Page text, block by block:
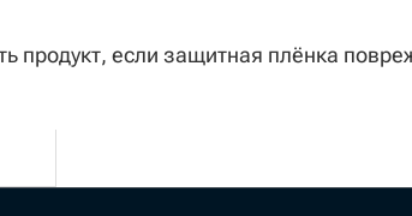
продукт, если защитная плёнка